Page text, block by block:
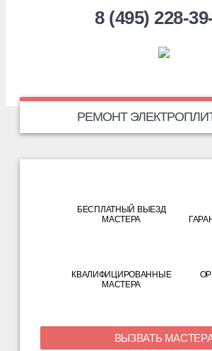
8 (495) 228-
РЕМОНТ
БЕСПЛАТНЫЙ ВЫЕЗД
МАСТЕРА
КВАЛИФИЦИРОВАННЫЕ
МАСТЕРА
ВЫЗВАТЬ